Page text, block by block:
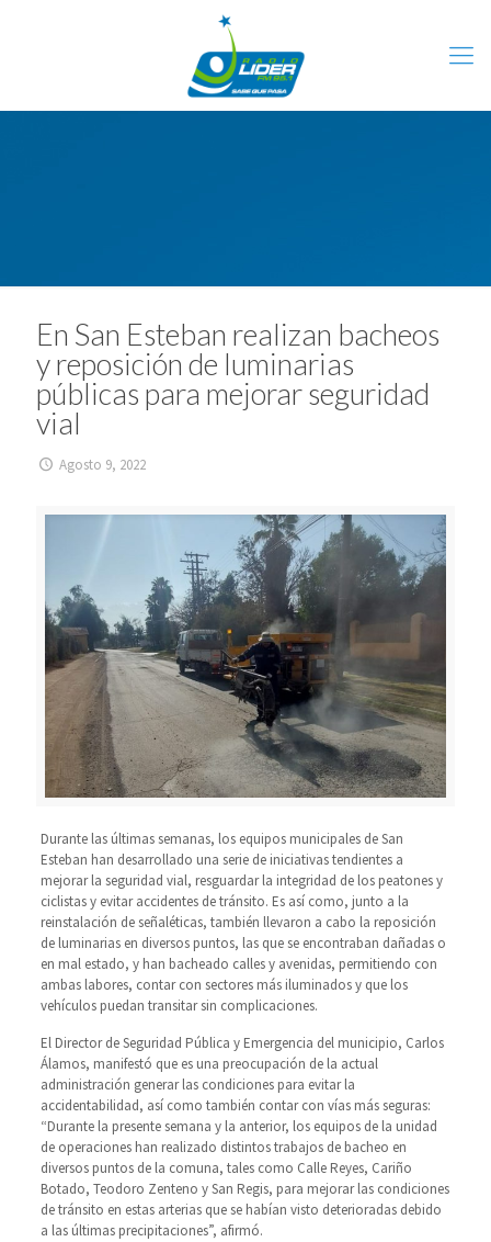
En San Esteban realizan bacheos
y reposición de luminarias
públicas para mejorar seguridad
vial
Agosto 9, 2022
Durante las últimas semanas, los equipos municipales de San
Esteban han desarrollado una serie de iniciativas tendientes a
mejorar la seguridad vial, resguardar la integridad de los peatones y
ciclistas y evitar accidentes de tránsito. Es así como, junto a la
reinstalación de señaléticas, también llevaron a cabo la reposición
de luminarias en diversos puntos, las que se encontraban dañadas o
en mal estado, y han bacheado calles y avenidas, permitiendo con
ambas labores, contar con sectores más iluminados y que los
vehículos puedan transitar sin complicaciones.
El Director de Seguridad Pública y Emergencia del municipio, Carlos
Álamos, manifestó que es una preocupación de la actual
administración generar las condiciones para evitar la
accidentabilidad, así como también contar con vías más seguras:
“Durante la presente semana y la anterior, los equipos de la unidad
de operaciones han realizado distintos trabajos de bacheo en
diversos puntos de la comuna, tales como Calle Reyes, Cariño
Botado, Teodoro Zenteno y San Regis, para mejorar las condiciones
de tránsito en estas arterias que se habían visto deterioradas debido
a las últimas precipitaciones”, afirmó.